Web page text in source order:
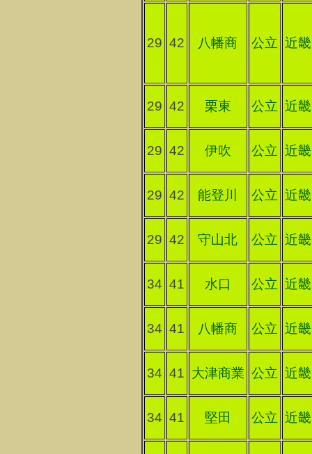
29 42 八幡商 公立 近畿
29 42 栗東 公立 近畿
29 42 伊吹 公立 近畿
29 42 能登川 公立 近畿
29 42 守山北 公立 近畿
34 41 水口 公立 近畿
34 41 八幡商 公立 近畿
34 41 大津商業 公立 近畿
34 41 堅田 公立 近畿